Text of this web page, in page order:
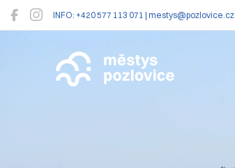
INFO: +420 577 113 071 | mestys@pozlovice.cz
Pozlovice